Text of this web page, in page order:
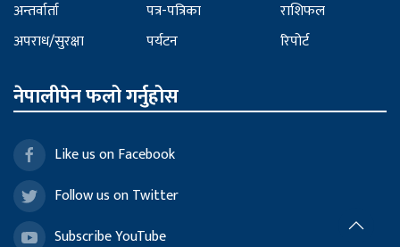
अन्तर्वार्ता
अपराध/सुरक्षा
पत्र-पत्रिका
पर्यटन
राशिफल
रिपोर्ट
नेपालीपेन फलो गर्नुहोस
Like us on Facebook
Follow us on Twitter
Subscribe YouTube